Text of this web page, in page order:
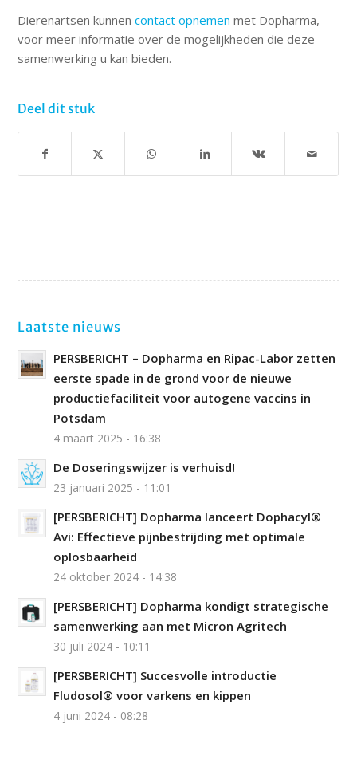
Dierenartsen kunnencontact opnemen met Dopharma,
voor meer informatie over de mogelijkheden die deze
samenwerking u kan bieden.
Deel dit stuk
Laatste nieuws
PERSBERICHT – Dopharma en Ripac-Labor zetten
eerste spade in de grond voor de nieuwe
productiefaciliteit voor autogene vaccins in
Potsdam
4 maart 2025 - 16:38
De Doseringswijzer is verhuisd!
23 januari 2025 - 11:01
[PERSBERICHT] Dopharma lanceert Dophacyl®
Avi: Effectieve pijnbestrijding met optimale
oplosbaarheid
24 oktober 2024 - 14:38
[PERSBERICHT] Dopharma kondigt strategische
samenwerking aan met Micron Agritech
30 juli 2024 - 10:11
[PERSBERICHT] Succesvolle introductie
Fludosol® voor varkens en kippen
4 juni 2024 - 08:28